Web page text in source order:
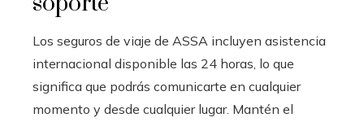
Los seguros de viaje de ASSA incluyen asistencia
internacional disponible las 24 horas, lo que
significa que podrás comunicarte en cualquier
momento y desde cualquier lugar. Mantén el